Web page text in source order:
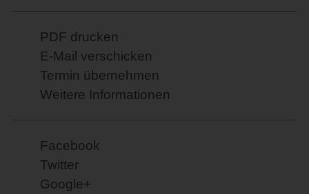
PDF drucken
E-Mail verschicken
Termin übernehmen
Weitere Informationen
Facebook
Twitter
Google+